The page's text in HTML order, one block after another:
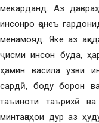
мекарданд. Аз
инсонро қонеъ
менамояд. Яке аз
ҷисми инсон буда,
ҳамин васила узви
сардӣ, боду борон
таъиноти таърихӣ
минтақаҳои дур аз